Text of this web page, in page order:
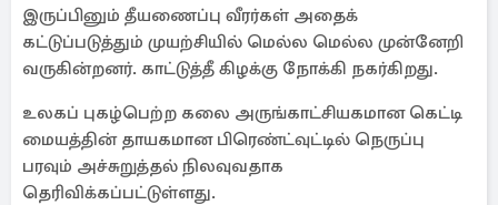
இருப்பினும் தீயணைப்பு வீரர்கள் அதைக்
கட்டுப்படுத்தும் முயற்சியில் மெல்ல மெல்ல முன்னேறி
வருகின்றனர். காட்டுத்தீ கிழக்கு நோக்கி நகர்கிறது.
உலகப் புகழ்பெற்ற கலை அருங்காட்சியகமான கெட்டி
மையத்தின் தாயகமான பிரெண்ட்வுட்டில் நெருப்பு
பரவும் அச்சுறுத்தல் நிலவுவதாக
தெரிவிக்கப்பட்டுள்ளது.